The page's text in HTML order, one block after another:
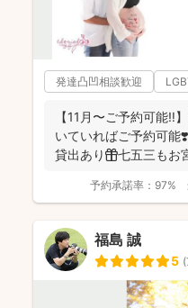
発達凸凹相談歓迎
【11月〜ご予約可能‼︎
いていればご予約可能
貸出あり🎁七五三もお
予約承諾率： 97%
福島 誠
5 (